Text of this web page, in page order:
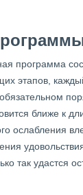
программа
этапов,
ближе к
ослабления
так удастся